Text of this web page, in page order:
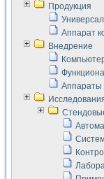
Продукция
Аппарат
Внедрение
Аппараты